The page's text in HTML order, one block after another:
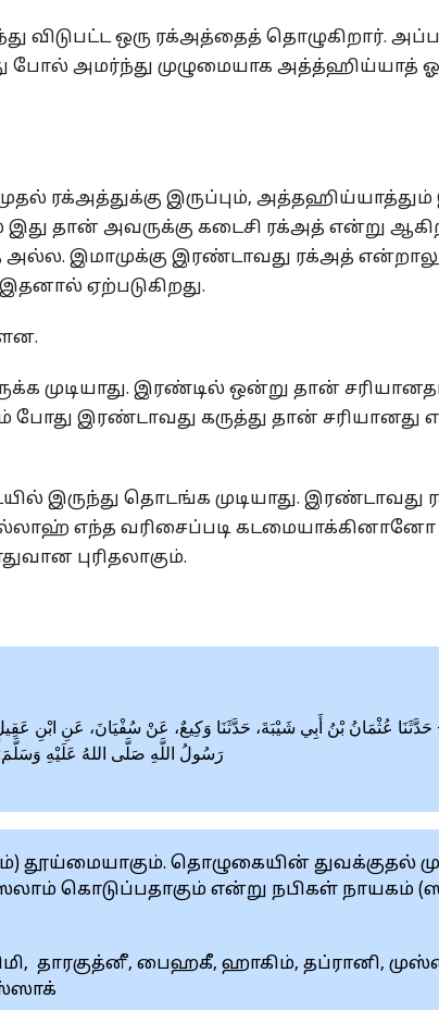
ஒரு ரக்அத்தைத் தொழுகிறார்.
போல் அமர்ந்து முழுமையாக அத்த்ஹிய்யாத்
ரக்அத்துக்கு இருப்பும்,
தான் அவருக்கு கடைசி ரக்அத் என்று
இமாமுக்கு இரண்டாவது ரக்அத்
ஏற்படுகிறது.
முடியாது. இரண்டில் ஒன்று தான்
போது இரண்டாவது கருத்து தான் சரியானது
இருந்து தொடங்க முடியாது. இரண்டாவது
அல்லாஹ் எந்த வரிசைப்படி
புரிதலாகும்.
– حَدَّثَنَا عُثْمَانُ بْنُ أَبِي شَيْبَةَ، حَدَّثَنَا وَكِيعٌ، عَنْ سُفْيَانَ، عَنِ
رَسُولُ اللَّهِ صَلَّى اللهُ عَلَيْهِ وَسَلَّمَ:
தூய்மையாகும். தொழுகையின் துவக்குதல்
கொடுப்பதாகும் என்று நபிகள் நாயகம்
தாரகுத்னீ, பைஹகீ, ஹாகிம், தப்ரானி,